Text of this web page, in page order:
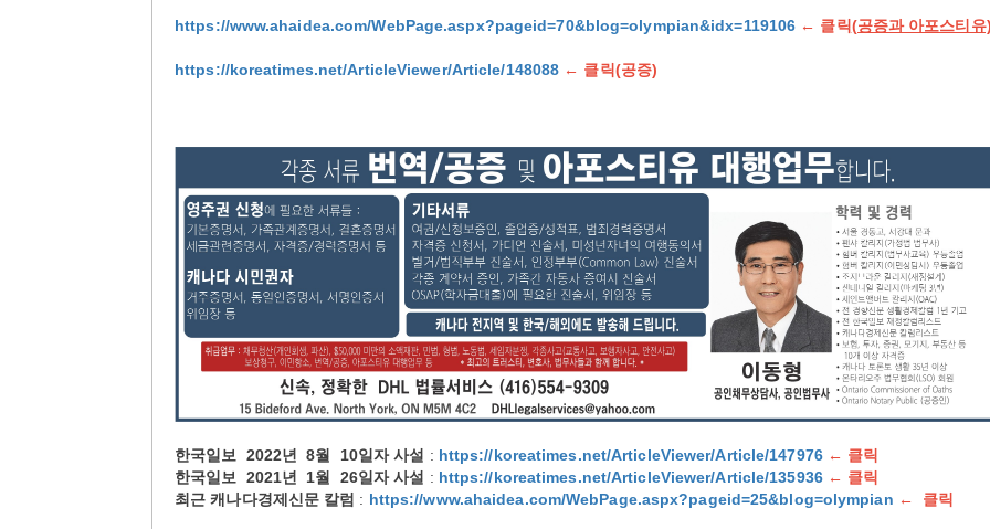
https://www.ahaidea.com/WebPage.aspx?pageid=70&blog=olympian&idx=119106 ← 클릭(공증과 아포스티유
https://koreatimes.net/ArticleViewer/Article/148088 ← 클릭(공증)
한국일보 2022년 8월 10일자 사설 : https://koreatimes.net/ArticleViewer/Article/147976 ← 클릭
한국일보
2021년 1월 26일자 사설 : https://koreatimes.net/ArticleViewer/Article/135936 ← 클릭
최근 캐나다경제신문 칼럼 : https://www.ahaidea.com/WebPage.aspx?pageid=25&blog=olympian ← 클릭